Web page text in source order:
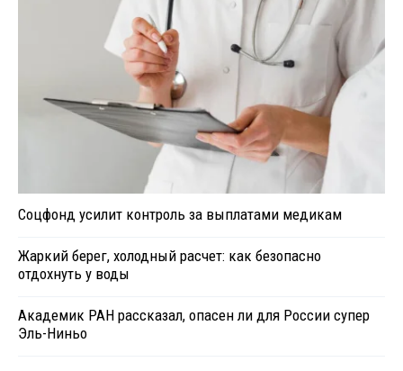
Соцфонд усилит контроль за выплатами медикам
Жаркий берег, холодный расчет: как безопасно
отдохнуть у воды
Академик РАН рассказал, опасен ли для России супер
Эль-Ниньо